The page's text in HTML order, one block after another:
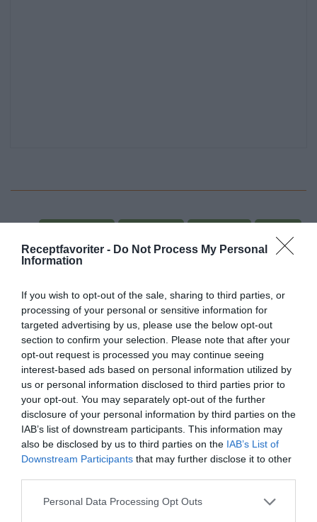
Receptfavoriter - Do Not Process My Personal
Information
If you wish to opt-out of the sale, sharing to third parties, or
processing of your personal or sensitive information for
targeted advertising by us, please use the below opt-out
section to confirm your selection. Please note that after your
opt-out request is processed you may continue seeing
interest-based ads based on personal information utilized by
us or personal information disclosed to third parties prior to
your opt-out. You may separately opt-out of the further
disclosure of your personal information by third parties on the
IAB’s list of downstream participants. This information may
also be disclosed by us to third parties on the IAB’s List of
Downstream Participants that may further disclose it to other
Personal Data Processing Opt Outs
Ingefära
Kokos Tomater Fest
Vardag
E-mail Skriv ut
Medel:4.3 (8röster)
Uppskattat näringsvärde per portion:
485 kcal
Publicerat:2023-11-07, Uppdaterat: 2023-11-08
Författare:Henrik